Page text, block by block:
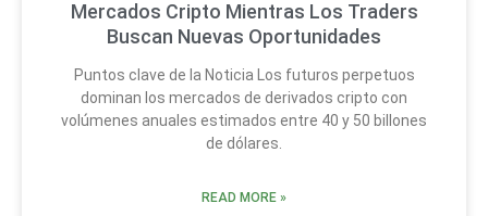
Mercados Cripto Mientras Los Traders
Buscan Nuevas Oportunidades
Puntos clave de la Noticia Los futuros perpetuos
dominan los mercados de derivados cripto con
volúmenes anuales estimados entre 40 y 50 billones
de dólares.
READ MORE »